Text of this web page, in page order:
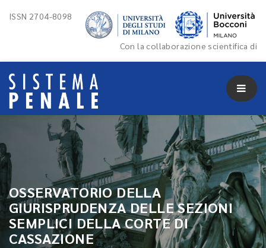
ISSN 2704-8098
Con la collaborazione scientifica di
OSSERVATORIO DELLA
GIURISPRUDENZA DELLE SEZIONI
SEMPLICI DELLA CORTE DI
CASSAZIONE